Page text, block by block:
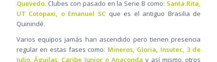
Quevedo.Clubes con pasado en la Serie B como: Santa Rita,
UT Cotopaxi, o Emanuel SCque es el antiguo Brasilia de
Quinindé.
Varios equipos jamás han ascendido pero tienen presencia
regular en estas fases como: Mineros, Gloria, Insutec, 3 de
Julio, Águilas, Caribe Junior o Anaconda y así mismo, otros